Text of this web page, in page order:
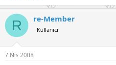
R re-Member
Kullanıcı
7 Nis 2008